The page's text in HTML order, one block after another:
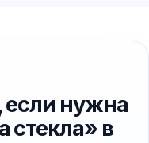
если нужна
стекла» в